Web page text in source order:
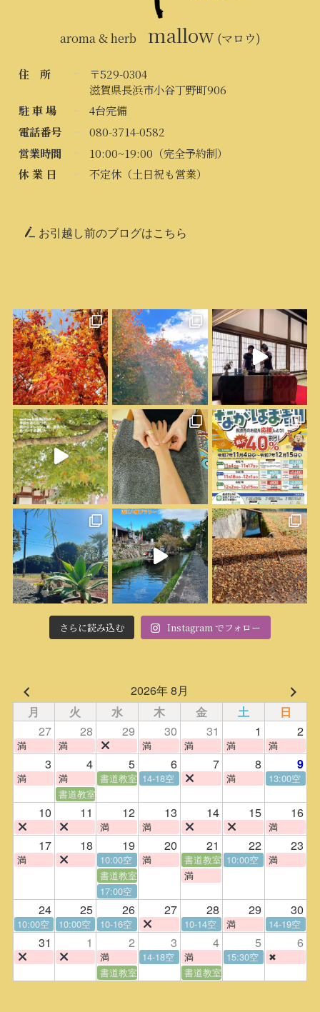
aroma & herb mallow(マロウ)
住 所
〒529-0304
滋賀県長浜市小谷丁野町906
駐 車 場
4台完備
電話番号
080-3714-0582
営業時間
10:00~19:00（完全予約制）
休 業 日
不定休（土日祝も営業）
お引越し前のブログはこちら
さらに読み込む Instagram でフォロー
2026年 8月
月 火 水 木 金 土 日
27 28 29 30 31 1 2
満 満 満 満 満 満
3 4 5 6 7 8 9
満 満 書道教室 14-18空 満
13:00空
書道教室
10 11 12 13 14 15 16
満 満 満
17 18 19 20 21 22 23
満 10:00空 満 書道教室 10:00空
満
書道教室
満
17:00空
24 25 26 27 28 29 30
10:00空 10:00空 10-16空 10-14空 満 14-19空
31 1 2 3 4 5 6
満 14-18空 満 15:30空
✖
書道教室
書道教室